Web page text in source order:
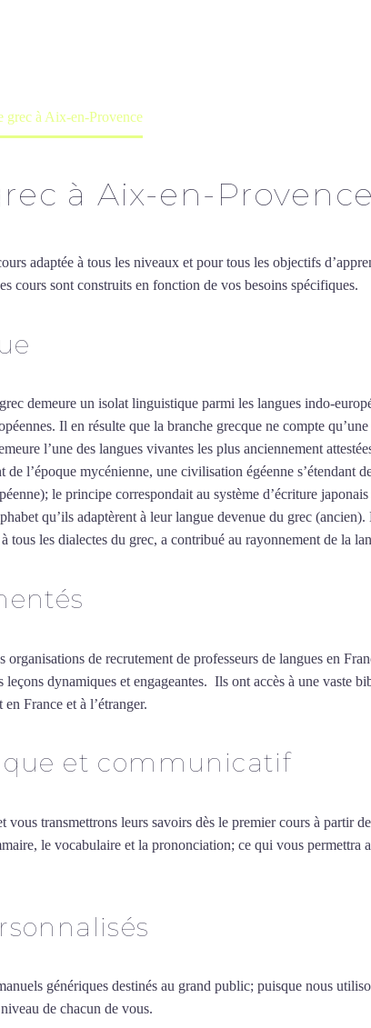
grec à Aix-en-Provence
à Aix-en-Provence
adaptée à tous les niveaux et pour tous les objectifs
cours sont construits en fonction de vos besoins spécifiques.
demeure un isolat linguistique parmi les langues indo-
Il en résulte que la branche grecque ne compte
l’une des langues vivantes les plus anciennement
de l’époque mycénienne, une civilisation égéenne
le principe correspondait au système d’écriture
qu’ils adaptèrent à leur langue devenue du grec
tous les dialectes du grec, a contribué au rayonnement de la
organisations de recrutement de professeurs de langues en
dynamiques et engageantes. Ils ont accès à une vaste
France et à l’étranger.
et communicatif
transmettrons leurs savoirs dès le premier cours à partir
le vocabulaire et la prononciation; ce qui vous permettra
génériques destinés au grand public; puisque nous
de chacun de vous.